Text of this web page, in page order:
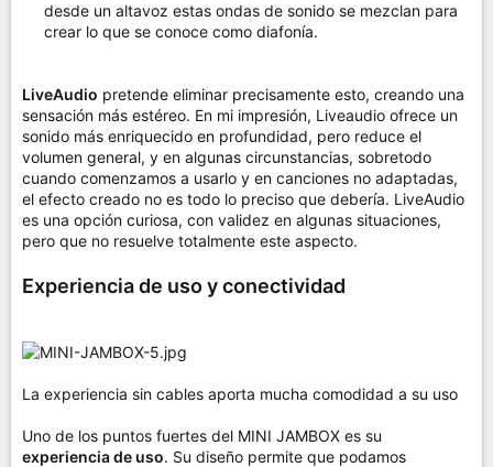
desde un altavoz estas ondas de sonido se mezclan para
crear lo que se conoce como diafonía.
LiveAudio pretende eliminar precisamente esto, creando una
sensación más estéreo. En mi impresión, Liveaudio ofrece un
sonido más enriquecido en profundidad, pero reduce el
volumen general, y en algunas circunstancias, sobretodo
cuando comenzamos a usarlo y en canciones no adaptadas,
el efecto creado no es todo lo preciso que debería. LiveAudio
es una opción curiosa, con validez en algunas situaciones,
pero que no resuelve totalmente este aspecto.
Experiencia de uso y conectividad
La experiencia sin cables aporta mucha comodidad a su uso
Uno de los puntos fuertes del MINI JAMBOX es su
experiencia de uso. Su diseño permite que podamos